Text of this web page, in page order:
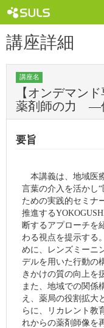
講座詳細
講座名
【オンデマン
薬剤師の力 ―
要旨
本講義は、地域医
言葉の介入を活かし
ための実践的セミナ
推進する
断するアプローチを
わる視点を提示する
めに、レンズミーニ
デルを用いた行動の
きかけの質の向上を
また、地域での関係
え、薬局の役割拡大
らに、リカレント教
れからの薬剤師像を